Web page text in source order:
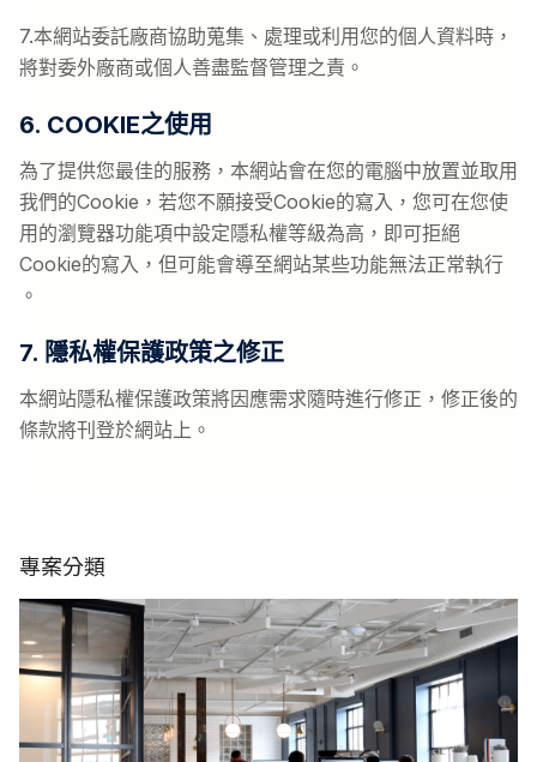
7.本網站委託廠商協助蒐集、處理或利用您的個人資料時，
將對委外廠商或個人善盡監督管理之責。
6. COOKIE之使用
為了提供您最佳的服務，本網站會在您的電腦中放置並取用
我們的Cookie，若您不願接受Cookie的寫入，您可在您使
用的瀏覽器功能項中設定隱私權等級為高，即可拒絕
Cookie的寫入，但可能會導至網站某些功能無法正常執行
。
7. 隱私權保護政策之修正
本網站隱私權保護政策將因應需求隨時進行修正，修正後的
條款將刊登於網站上。
專案分類